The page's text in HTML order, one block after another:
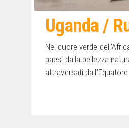
Uganda /
Nel cuore verde
paesi dalla bellezza
attraversati